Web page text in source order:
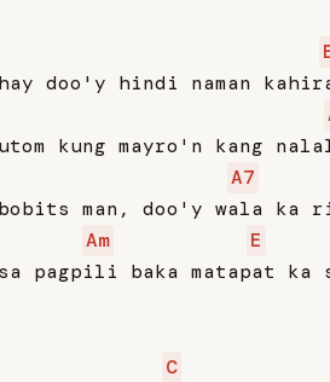
doo'y hindi naman
kung mayro'n kang
A7
man, doo'y wala ka
Am
E
pagpili baka matapat ka
C